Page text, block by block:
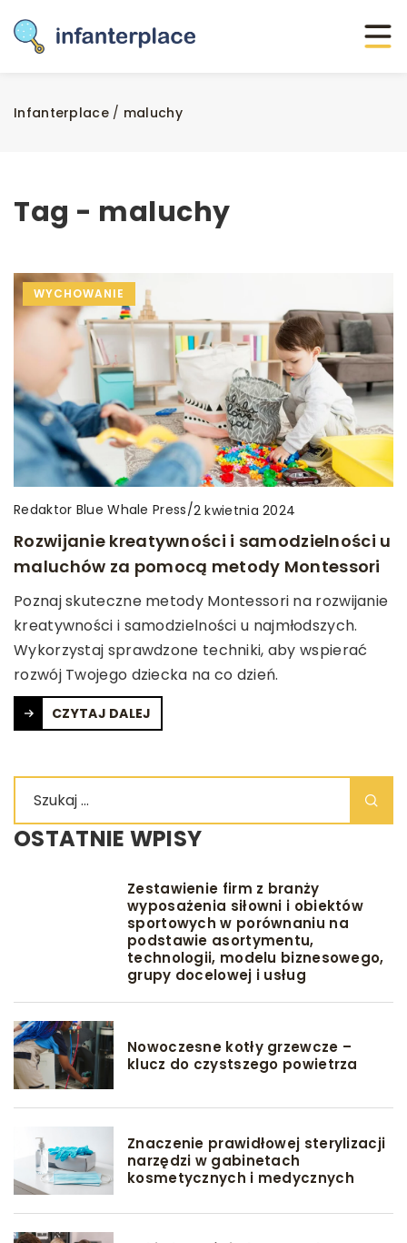
Infanterplace/ maluchy
Tag - maluchy
WYCHOWANIE
Redaktor Blue Whale Press/2 kwietnia 2024
Rozwijanie kreatywności i samodzielności u
maluchów za pomocą metody Montessori
Poznaj skuteczne metody Montessori na rozwijanie
kreatywności i samodzielności u najmłodszych.
Wykorzystaj sprawdzone techniki, aby wspierać
rozwój Twojego dziecka na co dzień.
CZYTAJ DALEJ
OSTATNIE WPISY
Zestawienie firm z branży
wyposażenia siłowni i obiektów
sportowych w porównaniu na
podstawie asortymentu,
technologii, modelu biznesowego,
grupy docelowej i usług
Nowoczesne kotły grzewcze –
klucz do czystszego powietrza
Znaczenie prawidłowej sterylizacji
narzędzi w gabinetach
kosmetycznych i medycznych